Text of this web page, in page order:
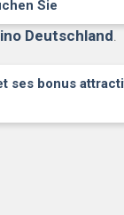
Sie
Deutschland.
ses bonus